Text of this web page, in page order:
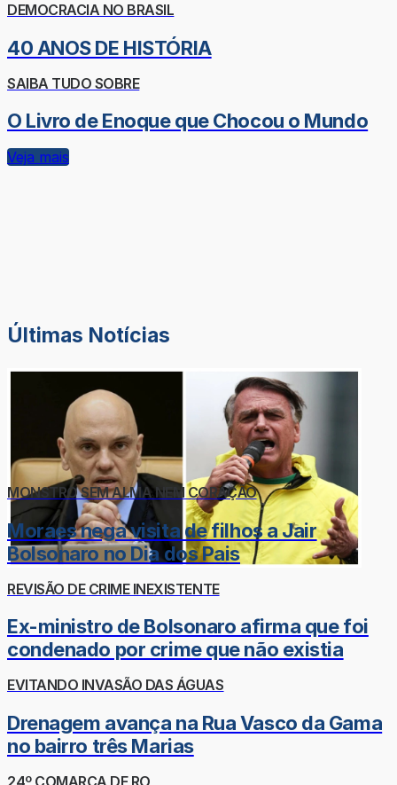
DEMOCRACIA NO BRASIL
40 ANOS DE HISTÓRIA
SAIBA TUDO SOBRE
O Livro de Enoque que Chocou o Mundo
Veja mais
Últimas Notícias
MONSTRO SEM ALMA NEM CORAÇÃO
Moraes nega visita de filhos a Jair
Bolsonaro no Dia dos Pais
REVISÃO DE CRIME INEXISTENTE
Ex-ministro de Bolsonaro afirma que foi
condenado por crime que não existia
EVITANDO INVASÃO DAS ÁGUAS
Drenagem avança na Rua Vasco da Gama
no bairro três Marias
24º COMARCA DE RO